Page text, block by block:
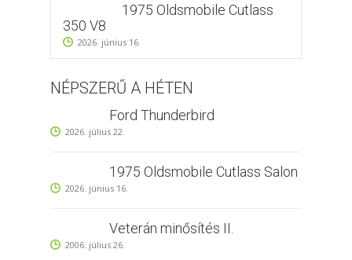
1975 Oldsmobile Cutlass
350 V8
2026. június 16.
NÉPSZERŰ A HÉTEN
Ford Thunderbird
2026. július 22.
1975 Oldsmobile Cutlass Salon
2026. június 16.
Veterán minősítés II.
2006. július 26.